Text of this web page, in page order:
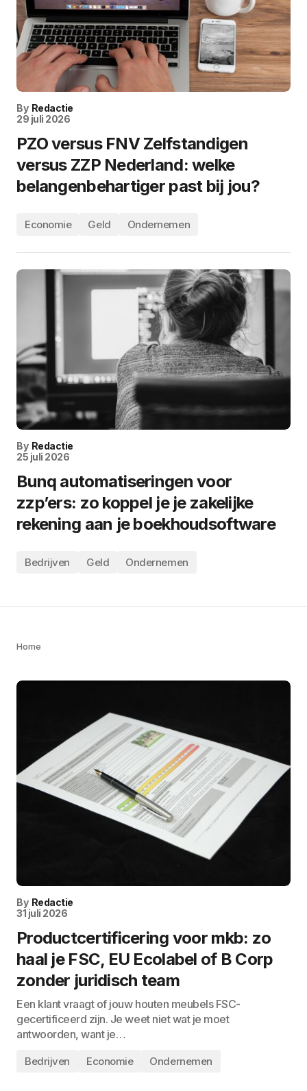
By Redactie
29 juli 2026
PZO versus FNV Zelfstandigen
versus ZZP Nederland: welke
belangenbehartiger past bij jou?
Economie Geld Ondernemen
By Redactie
25 juli 2026
Bunq automatiseringen voor
zzp’ers: zo koppel je je zakelijke
rekening aan je boekhoudsoftware
Bedrijven Geld Ondernemen
Home
By Redactie
31 juli 2026
Productcertificering voor mkb: zo
haal je FSC, EU Ecolabel of B Corp
zonder juridisch team
Een klant vraagt of jouw houten meubels FSC-
gecertificeerd zijn. Je weet niet wat je moet
antwoorden, want je…
Bedrijven Economie Ondernemen